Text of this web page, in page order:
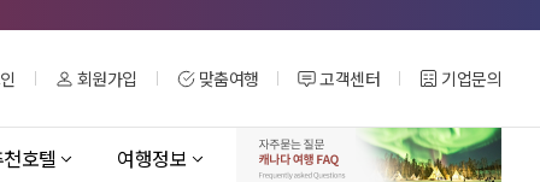
회원가입 맞춤여행 고객센터 기업문의
호텔 여행정보